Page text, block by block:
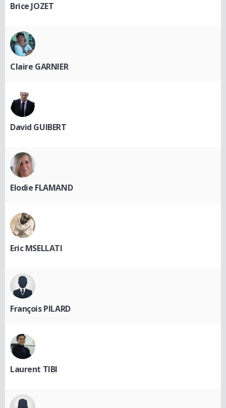
Brice JOZET
Claire GARNIER
David GUIBERT
Elodie FLAMAND
Eric MSELLATI
François PILARD
Laurent TIBI